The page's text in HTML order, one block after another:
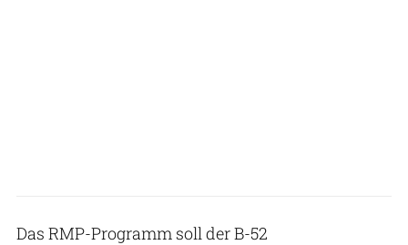
Das RMP-Programm soll der B-52